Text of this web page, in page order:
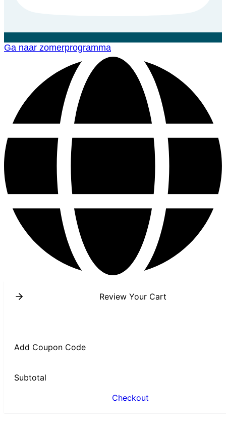
Ga naar zomerprogramma
Review Your Cart
Add Coupon Code
Subtotal
Checkout